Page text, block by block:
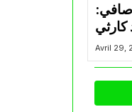
صافي:
Avril 29,